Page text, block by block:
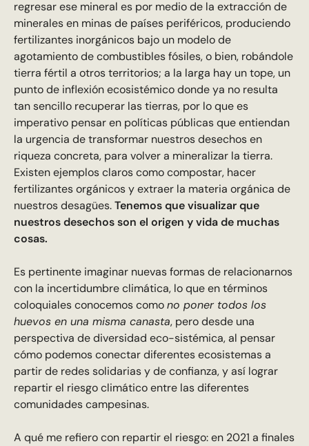
regresar ese mineral es por medio de la extracción de
minerales en minas de países periféricos, produciendo
fertilizantes inorgánicos bajo un modelo de
agotamiento de combustibles fósiles, o bien, robándole
tierra fértil a otros territorios; a la larga hay un tope, un
punto de inflexión ecosistémico donde ya no resulta
tan sencillo recuperar las tierras, por lo que es
imperativo pensar en políticas públicas que entiendan
la urgencia de transformar nuestros desechos en
riqueza concreta, para volver a mineralizar la tierra.
Existen ejemplos claros como compostar, hacer
fertilizantes orgánicos y extraer la materia orgánica de
nuestros desagües.Tenemos que visualizar que
nuestros desechos son el origen y vida de muchas
cosas.
Es pertinente imaginar nuevas formas de relacionarnos
con la incertidumbre climática, lo que en términos
coloquiales conocemos comono poner todos los
huevos en una misma canasta, pero desde una
perspectiva de diversidad eco-sistémica, al pensar
cómo podemos conectar diferentes ecosistemas a
partir de redes solidarias y de confianza, y así lograr
repartir el riesgo climático entre las diferentes
comunidades campesinas.
A qué me refiero con repartir el riesgo: en 2021 a finales